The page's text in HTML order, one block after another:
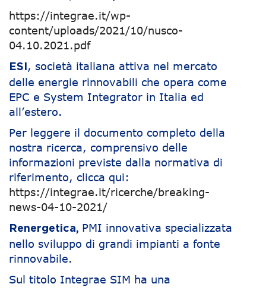
https://integrae.it/wp-
content/uploads/2021/10/nusco-
04.10.2021.pdf
ESI , società italiana attiva nel mercato
delle energie rinnovabili che opera come
EPC e System Integrator in Italia ed
all’estero.
Per leggere il documento completo della
nostra ricerca, comprensivo delle
informazioni previste dalla normativa di
riferimento, clicca qui:
https://integrae.it/ricerche/breaking-
news-04-10-2021/
Renergetica, PMI innovativa specializzata
nello sviluppo di grandi impianti a fonte
rinnovabile.
Sul titolo Integrae SIM ha una